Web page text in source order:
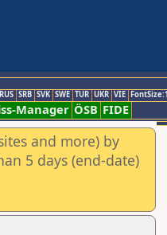
RUS SRB SVK SWE TUR UKR VIE
Manager ÖSB FIDE
and more) by
5 days (end-date)